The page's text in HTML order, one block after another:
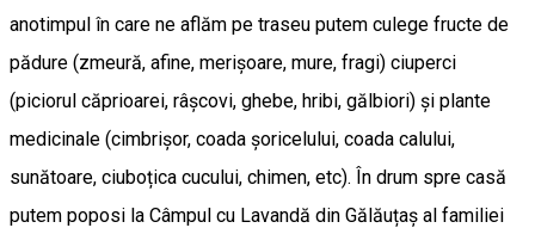
anotimpul în care ne aflăm pe traseu putem culege fructe de
pădure (zmeură, afine, merișoare, mure, fragi) ciuperci
(piciorul căprioarei, râșcovi, ghebe, hribi, gălbiori) și plante
medicinale (cimbrișor, coada șoricelului, coada calului,
sunătoare, ciuboțica cucului, chimen, etc). În drum spre casă
putem poposi la Câmpul cu Lavandă din Gălăuțaș al familiei